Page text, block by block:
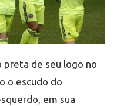
preta de seu logo no
o escudo do
em sua